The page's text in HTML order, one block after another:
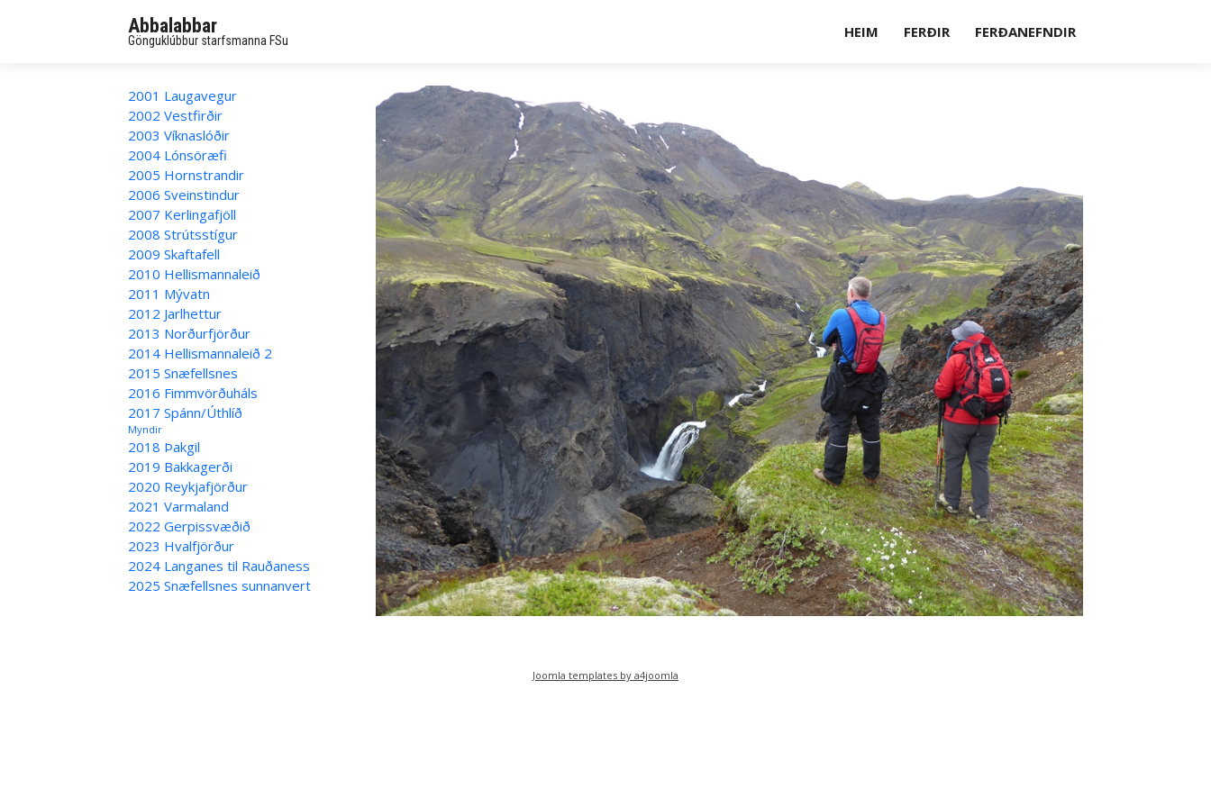
Abbalabbar
Gönguklúbbur starfsmanna FSu HEIM FERÐIR FERÐANEFNDIR
2001 Laugavegur
2002 Vestfirðir
2003 Víknaslóðir
2004 Lónsöræfi
2005 Hornstrandir
2006 Sveinstindur
2007 Kerlingafjöll
2008 Strútsstígur
2009 Skaftafell
2010 Hellismannaleið
2011 Mývatn
2012 Jarlhettur
2013 Norðurfjörður
2014 Hellismannaleið 2
2015 Snæfellsnes
2016 Fimmvörðuháls
2017 Spánn/Úthlíð
Myndir
2018 Þakgil
2019 Bakkagerði
2020 Reykjafjörður
2021 Varmaland
2022 Gerpissvæðið
2023 Hvalfjörður
2024 Langanes til Rauðaness
2025 Snæfellsnes sunnanvert
Joomla templates by a4joomla